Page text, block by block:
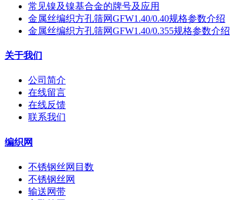
常见镍及镍基合金的牌号及应用
金属丝编织方孔筛网GFW1.40/0.40规格参数介绍
金属丝编织方孔筛网GFW1.40/0.355规格参数介绍
关于我们
公司简介
在线留言
在线反馈
联系我们
编织网
不锈钢丝网目数
不锈钢丝网
输送网带